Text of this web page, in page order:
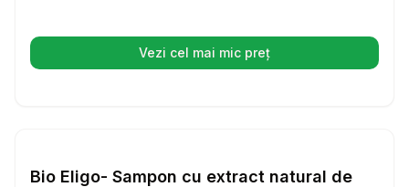
Vezi cel mai mic preț(se deschide într-o filă nouă)
Diverse Igiena Caini
Bio Eligo- Sampon cu extract natural de